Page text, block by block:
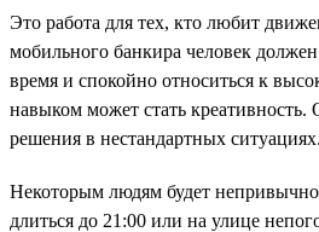
Это работа для тех, кто любит
мобильного банкира человек
время и спокойно относиться к
навыком может стать
решения в нестандартных ситуациях.
Некоторым людям будет
длиться до 21:00 или на улице